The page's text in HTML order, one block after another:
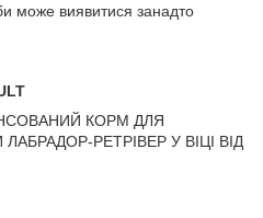
може виявитися занадто
КОРМ ДЛЯ
РЕТРІВЕР У ВІЦІ ВІД